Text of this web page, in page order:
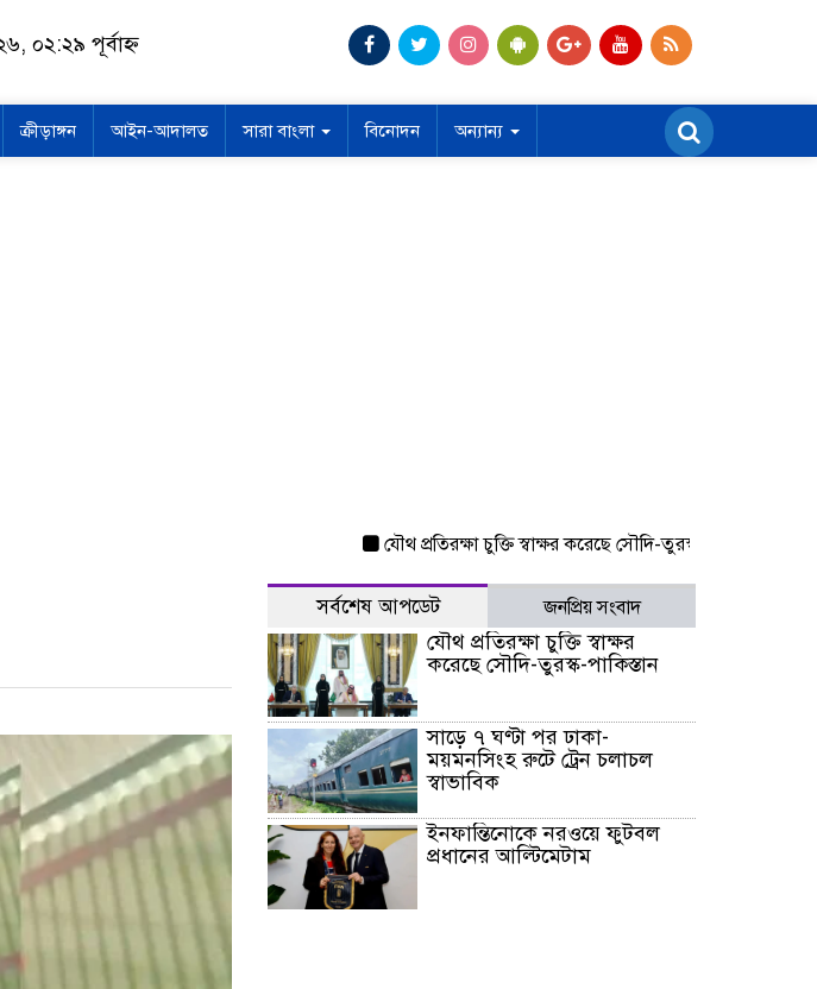
০২:২৯ পূর্বাহ্ন
ক্রীড়াঙ্গন আইন-আদালত সারা বাংলা বিনোদন অন্যান্য
যৌথ প্রতিরক্ষা চুক্তি স্বাক্ষর করেছে সৌদি-তুরস্ক-পাকিস্তান
সর্বশেষ আপডেট জনপ্রিয় সংবাদ
যৌথ প্রতিরক্ষা চুক্তি স্বাক্ষর
করেছে সৌদি-তুরস্ক-পাকিস্তান
সাড়ে ৭ ঘণ্টা পর ঢাকা-
ময়মনসিংহ রুটে ট্রেন চলাচল
স্বাভাবিক
ইনফান্তিনোকে নরওয়ে ফুটবল
প্রধানের আল্টিমেটাম